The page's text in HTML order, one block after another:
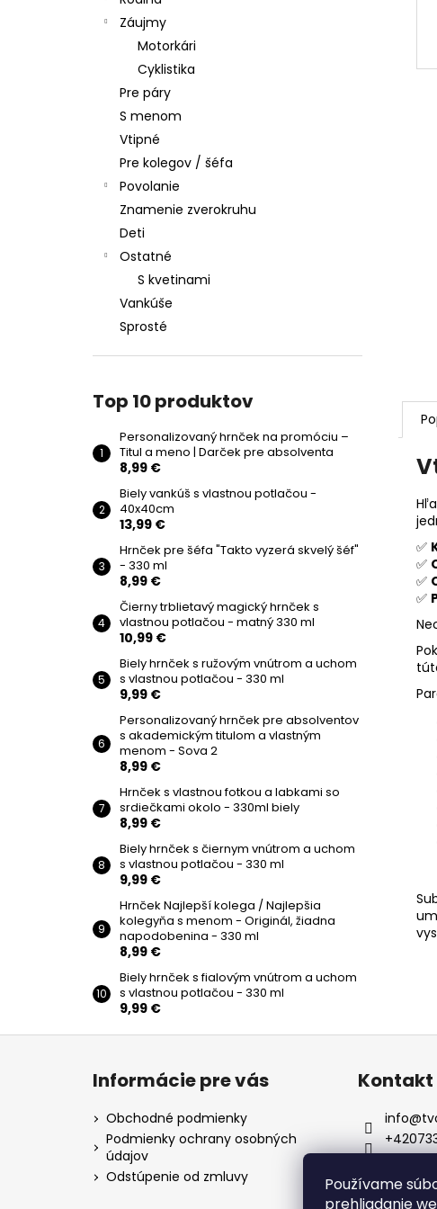
Používame
prehliadanie
Záujmy
Motorkári
Cyklistika
Pre páry
S menom
Vtipné
Pre kolegov / šéfa
Povolanie
Znamenie zverokruhu
Deti
Ostatné
S kvetinami
Vankúše
Sprosté
Top 10 produktov
Personalizovaný hrnček na promóciu –
Titul a meno | Darček pre absolventa
8,99 €
Biely vankúš s vlastnou potlačou -
40x40cm
13,99 €
Hrnček pre šéfa "Takto vyzerá skvelý šéf"
- 330 ml
8,99 €
Čierny trblietavý magický hrnček s
vlastnou potlačou - matný 330 ml
10,99 €
Biely hrnček s ružovým vnútrom a uchom
s vlastnou potlačou - 330 ml
9,99 €
Personalizovaný hrnček pre absolventov
s akademickým titulom a vlastným
menom - Sova 2
8,99 €
Hrnček s vlastnou fotkou a labkami so
srdiečkami okolo - 330ml biely
8,99 €
Biely hrnček s čiernym vnútrom a uchom
s vlastnou potlačou - 330 ml
9,99 €
Hrnček Najlepší kolega / Najlepšia
kolegyňa s menom - Originál, žiadna
napodobenina - 330 ml
8,99 €
Biely hrnček s fialovým vnútrom a uchom
s vlastnou potlačou - 330 ml
9,99 €
✅
✅
✅
✅
Z
Informácie pre vás
Obchodné podmienky
Podmienky ochrany osobných
údajov
Odstúpenie od zmluvy
Kontakt
info@